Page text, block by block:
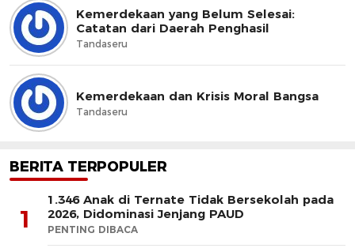
Kemerdekaan yang Belum Selesai:
Catatan dari Daerah Penghasil
Tandaseru
Kemerdekaan dan Krisis Moral Bangsa
Tandaseru
BERITA TERPOPULER
1
1.346 Anak di Ternate Tidak Bersekolah pada
2026, Didominasi Jenjang PAUD
PENTING DIBACA